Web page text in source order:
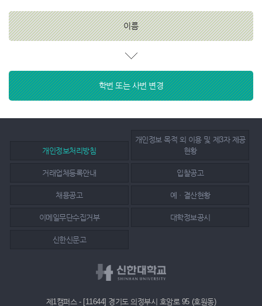
이름
학번 또는 사번 변경
개인정보처리방침
개인정보 목적 외 이용 및 제3자 제공
현황
거래업체등록안내 입찰공고
채용공고 예ㆍ결산현황
이메일무단수집거부 대학정보공시
신한신문고
제1캠퍼스 - [11644] 경기도 의정부시 호암로 95 (호원동)